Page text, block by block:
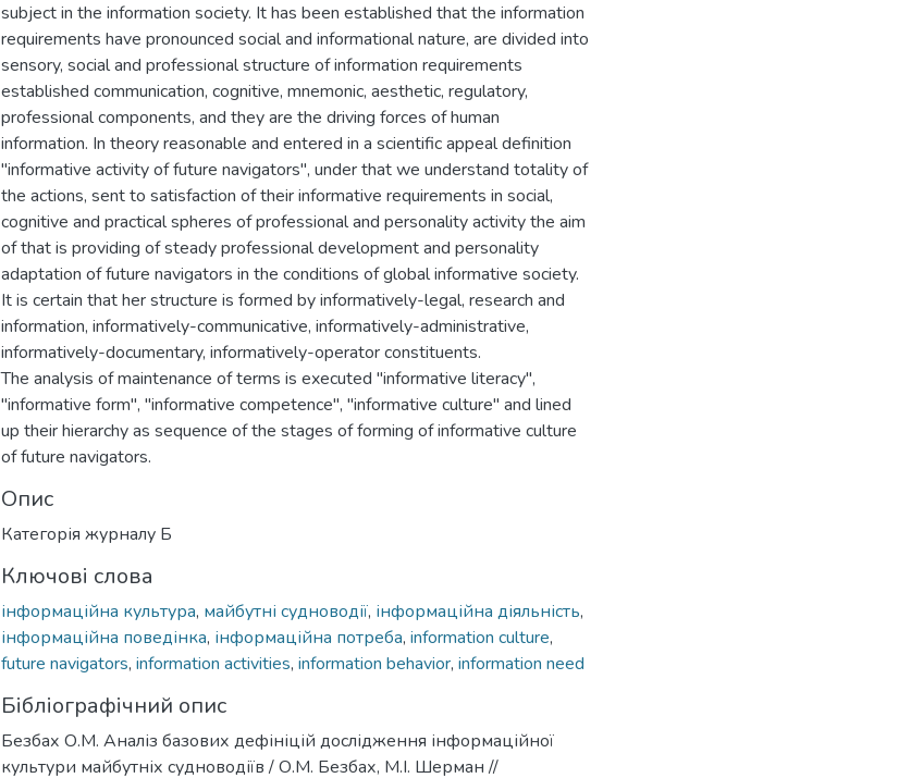
subject in the information society. It has been established that the information
requirements have pronounced social and informational nature, are divided into
sensory, social and professional structure of information requirements
established communication, cognitive, mnemonic, aesthetic, regulatory,
professional components, and they are the driving forces of human
information. In theory reasonable and entered in a scientific appeal definition
"informative activity of future navigators", under that we understand totality of
the actions, sent to satisfaction of their informative requirements in social,
cognitive and practical spheres of professional and personality activity the aim
of that is providing of steady professional development and personality
adaptation of future navigators in the conditions of global informative society.
It is certain that her structure is formed by informatively-legal, research and
information, informatively-communicative, informatively-administrative,
informatively-documentary, informatively-operator constituents.
The analysis of maintenance of terms is executed "informative literacy",
"informative form", "informative competence", "informative culture" and lined
up their hierarchy as sequence of the stages of forming of informative culture
of future navigators.
Опис
Категорія журналу Б
Ключові слова
інформаційна культура, майбутні судноводії, інформаційна діяльність,
інформаційна поведінка, інформаційна потреба, information culture,
future navigators, information activities, information behavior, information need
Бібліографічний опис
Безбах О.М. Аналіз базових дефініцій дослідження інформаційної
культури майбутніх судноводіїв / О.М. Безбах, М.І. Шерман //